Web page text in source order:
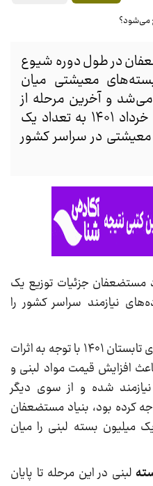
در طول دوره شیوع
یک‌بار بسته‌های معیشتی میان
می‌شد و آخرین مرحله از
این طرح از بهمن ۱۴۰۰ تا خرداد ۱۴۰۱ به تعداد یک
بسته معیشتی در سراسر کشور
مستضعفان جزئیات توزیع یک
نیازمند سراسر کشور را
، پرویز فتاح گفت: برای تابستان ۱۴۰۱ با توجه به اثرات
افزایش قیمت مواد لبنی و
شده و از سوی دیگر
کرده بود، بنیاد مستضعفان
میلیون بسته لبنی را میان
لبنی در این مرحله تا پایان